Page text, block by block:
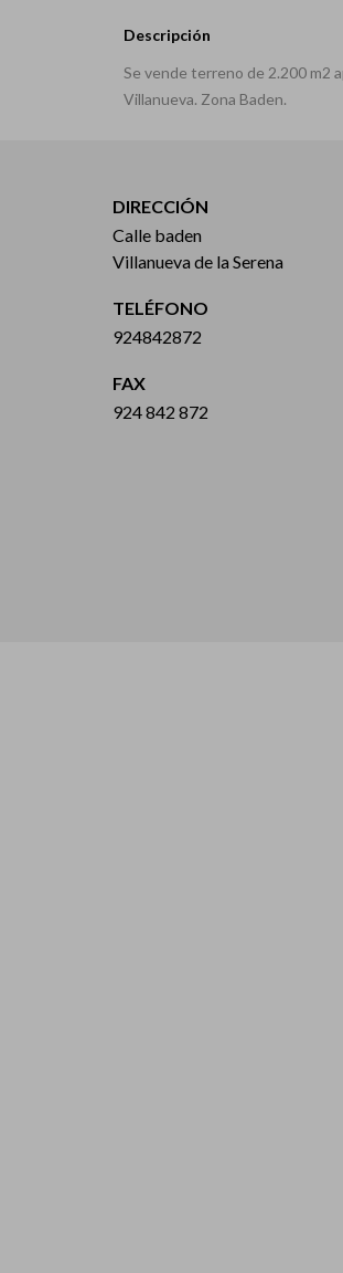
Descripción
Se vende terreno de 2.200 m2
Villanueva. Zona Baden.
DIRECCIÓN
Calle baden
Villanueva de la Serena
TELÉFONO
924842872
FAX
924 842 872